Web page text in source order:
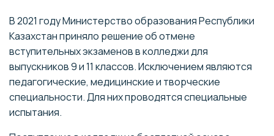
В 2021 году Министерство образования Республики
Казахстан приняло решение об отмене
вступительных экзаменов в колледжи для
выпускников 9 и 11 классов. Исключением являются
педагогические, медицинские и творческие
специальности. Для них проводятся специальные
испытания.